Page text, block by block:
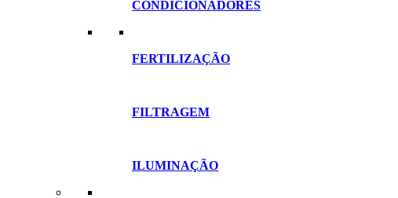
CONDICIONADORES
FERTILIZAÇÃO
FILTRAGEM
ILUMINAÇÃO